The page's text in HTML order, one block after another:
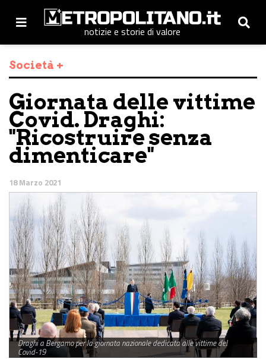
notizie e storie di valore
Società +
Giornata delle vittime
Covid. Draghi:
"Ricostruire senza
dimenticare"
18 Marzo 2021
Draghi a Bergamo per la giornata nazionale dedicata alle vittime del
Covid-19